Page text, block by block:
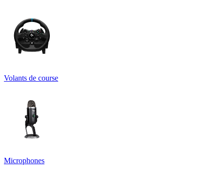
Volants de course
Microphones